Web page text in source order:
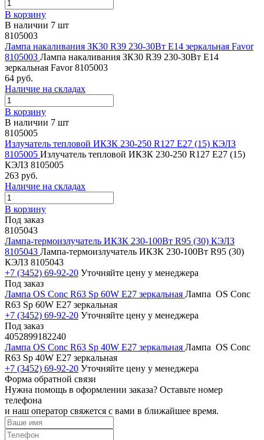
В корзину
В наличии 7 шт
8105003
Лампа накаливания ЗК30 R39 230-30Вт E14 зеркальная Favor
8105003 Лампа накаливания ЗК30 R39 230-30Вт E14
зеркальная Favor 8105003
64 руб.
Наличие на складах
В корзину
В наличии 7 шт
8105005
Излучатель тепловой ИКЗК 230-250 R127 E27 (15) КЭЛЗ
8105005 Излучатель тепловой ИКЗК 230-250 R127 E27 (15)
КЭЛЗ 8105005
263 руб.
Наличие на складах
В корзину
Под заказ
8105043
Лампа-термоизлучатель ИКЗК 230-100Вт R95 (30) КЭЛЗ
8105043 Лампа-термоизлучатель ИКЗК 230-100Вт R95 (30)
КЭЛЗ 8105043
+7 (3452) 69-92-20 Уточняйте цену у менеджера
Под заказ
Лампа OS Conc R63 Sp 60W Е27 зеркальная Лампа OS Conc
R63 Sp 60W Е27 зеркальная
+7 (3452) 69-92-20 Уточняйте цену у менеджера
Под заказ
4052899182240
Лампа OS Conc R63 Sp 40W Е27 зеркальная Лампа OS Conc
R63 Sp 40W Е27 зеркальная
+7 (3452) 69-92-20 Уточняйте цену у менеджера
Форма обратной связи
Нужна помощь в оформлении заказа? Оставьте номер
телефона
и наш оператор свяжется с вами в ближайшее время.